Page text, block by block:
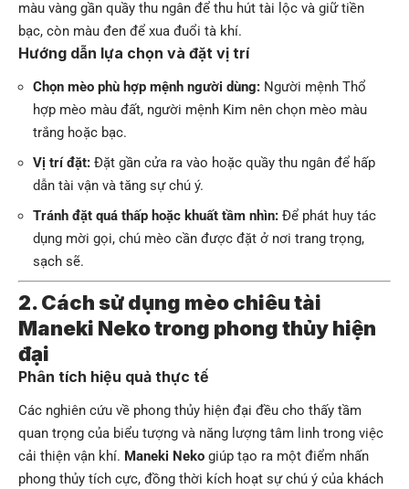
màu vàng gần quầy thu ngân để thu hút tài lộc và giữ tiền
bạc, còn màu đen để xua đuổi tà khí.
Hướng dẫn lựa chọn và đặt vị trí
Chọn mèo phù hợp mệnh người dùng: Người mệnh Thổ
hợp mèo màu đất, người mệnh Kim nên chọn mèo màu
trắng hoặc bạc.
Vị trí đặt: Đặt gần cửa ra vào hoặc quầy thu ngân để hấp
dẫn tài vận và tăng sự chú ý.
Tránh đặt quá thấp hoặc khuất tầm nhìn: Để phát huy tác
dụng mời gọi, chú mèo cần được đặt ở nơi trang trọng,
sạch sẽ.
2. Cách sử dụng mèo chiêu tài
Maneki Neko trong phong thủy hiện
đại
Phân tích hiệu quả thực tế
Các nghiên cứu về phong thủy hiện đại đều cho thấy tầm
quan trọng của biểu tượng và năng lượng tâm linh trong việc
cải thiện vận khí. Maneki Neko giúp tạo ra một điểm nhấn
phong thủy tích cực, đồng thời kích hoạt sự chú ý của khách